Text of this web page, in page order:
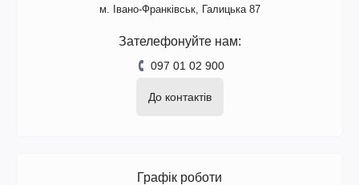
м. Івано-Франківськ, Галицька 87
Зателефонуйте нам:
097 01 02 900
До контактів
Графік роботи